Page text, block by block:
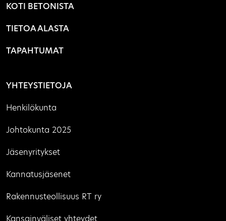
KOTI BETONISTA
TIETOA ALASTA
TAPAHTUMAT
YHTEYSTIETOJA
Henkilökunta
Johtokunta 2025
Jäsenyritykset
Kannatusjäsenet
Rakennusteollisuus RT ry